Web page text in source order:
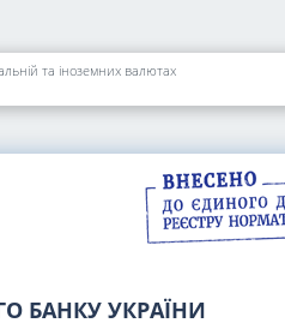
та іноземних валютах
БАНКУ УКРАЇНИ